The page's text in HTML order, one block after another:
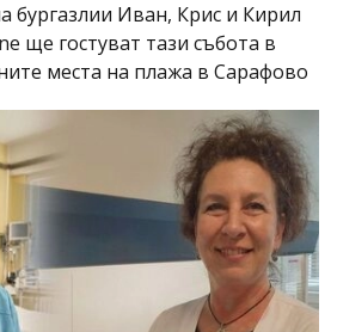
бургазлии Иван, Крис и Кирил
ще гостуват тази събота в
места на плажа в Сарафово